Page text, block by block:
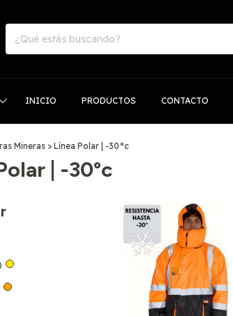
INICIO PRODUCTOS CONTACTO
Mineras > Línea Polar | -30°c
| -30°c